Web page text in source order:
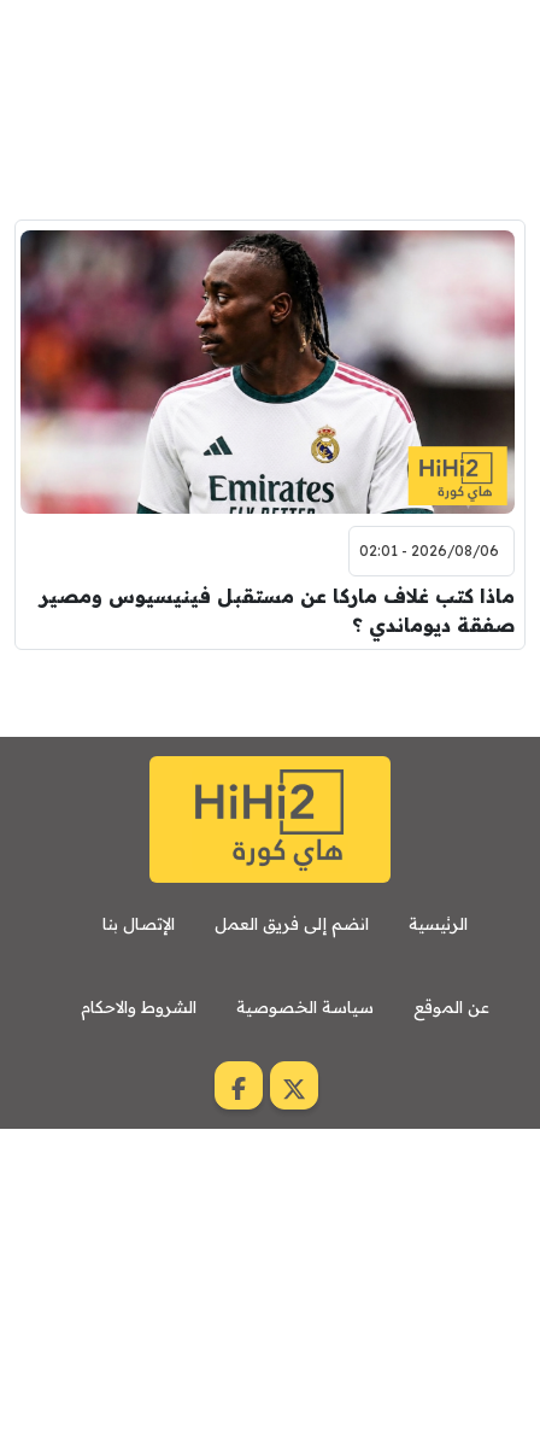
2026/08/06 - 02:01
ماذا كتب غلاف ماركا عن مستقبل فينيسيوس ومصير
صفقة ديوماندي ؟
الرئيسية انضم إلى فريق العمل الإتصال بنا
عن الموقع سياسة الخصوصية الشروط والاحكام